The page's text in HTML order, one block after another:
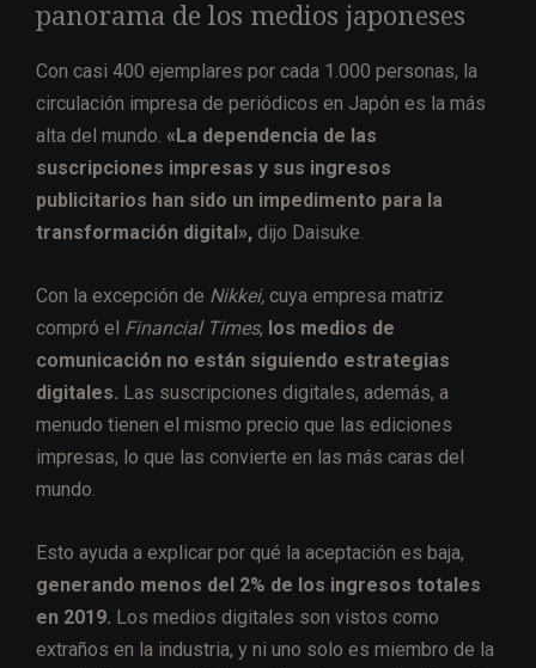
panorama de los medios japoneses
Con casi 400 ejemplares por cada 1.000 personas, la
circulación impresa de periódicos en Japón es la más
alta del mundo. «La dependencia de las
suscripciones impresas y sus ingresos
publicitarios han sido un impedimento para la
transformación digital», dijo Daisuke.
Con la excepción de Nikkei, cuya empresa matriz
compró el Financial Times, los medios de
comunicación no están siguiendo estrategias
digitales. Las suscripciones digitales, además, a
menudo tienen el mismo precio que las ediciones
impresas, lo que las convierte en las más caras del
mundo.
Esto ayuda a explicar por qué la aceptación es baja,
generando menos del 2% de los ingresos totales
en 2019. Los medios digitales son vistos como
extraños en la industria, y ni uno solo es miembro de la